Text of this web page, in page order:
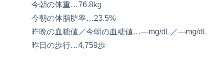
今朝の体重…76.8kg
今朝の体脂肪率…23.5%
昨晩の血糖値／今朝の血糖値…—mg/dL／—mg/dL
昨日の歩行…4,759歩